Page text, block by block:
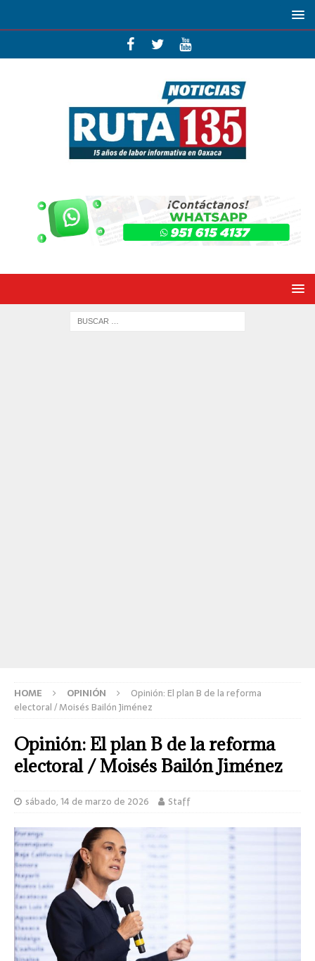
HOME OPINIÓN
Opinión: El plan B de la reforma
electoral / Moisés Bailón Jiménez
Opinión: El plan B de la reforma
electoral / Moisés Bailón Jiménez
sábado, 14 de marzo de 2026 Staff